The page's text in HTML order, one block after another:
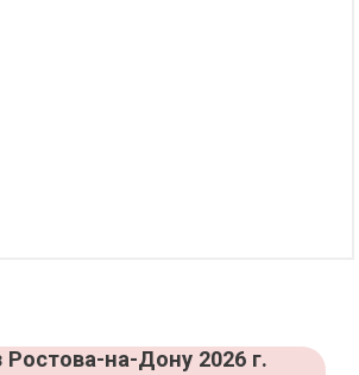
Ростова-на-Дону 2026 г.